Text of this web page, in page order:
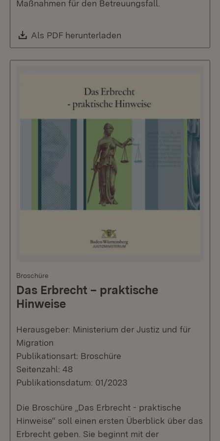
Maßnahmen für den Betreuungsfall.
Download:
Als PDF herunterladen
Broschüre
Das Erbrecht – praktische
Hinweise
Herausgeber: Ministerium der Justiz und für
Migration
Publikationsart: Broschüre
Seitenzahl: 48
Publikationsdatum: 01/2023
Die Broschüre „Das Erbrecht - praktische
Hinweise“ soll einen ersten Überblick über das
Erbrecht geben. Sie beginnt mit der